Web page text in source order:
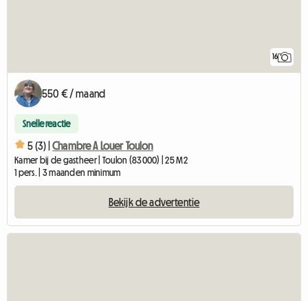
16
550 € / maand
Snelle reactie
5 (3) | Chambre A Louer Toulon
Kamer bij de gastheer | Toulon (83000) | 25 M2
1 pers. | 3 maanden minimum
Bekijk de advertentie